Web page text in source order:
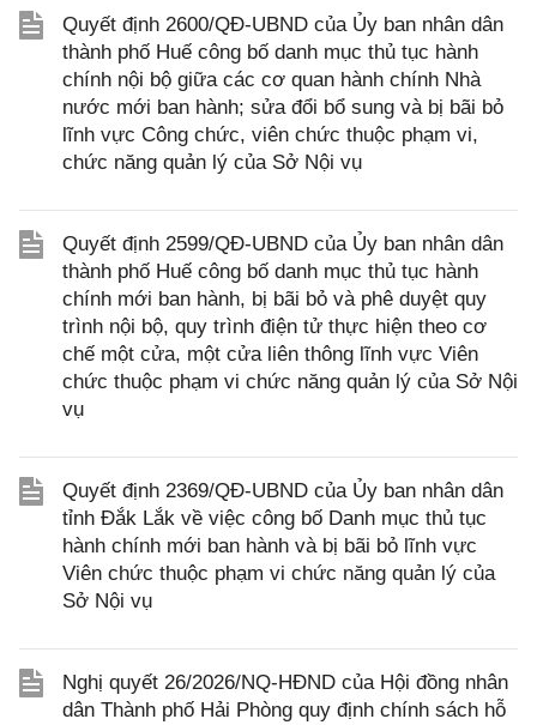
Quyết định 2600/QĐ-UBND của Ủy ban nhân dân
thành phố Huế công bố danh mục thủ tục hành
chính nội bộ giữa các cơ quan hành chính Nhà
nước mới ban hành; sửa đổi bổ sung và bị bãi bỏ
lĩnh vực Công chức, viên chức thuộc phạm vi,
chức năng quản lý của Sở Nội vụ
Quyết định 2599/QĐ-UBND của Ủy ban nhân dân
thành phố Huế công bố danh mục thủ tục hành
chính mới ban hành, bị bãi bỏ và phê duyệt quy
trình nội bộ, quy trình điện tử thực hiện theo cơ
chế một cửa, một cửa liên thông lĩnh vực Viên
chức thuộc phạm vi chức năng quản lý của Sở Nội
vụ
Quyết định 2369/QĐ-UBND của Ủy ban nhân dân
tỉnh Đắk Lắk về việc công bố Danh mục thủ tục
hành chính mới ban hành và bị bãi bỏ lĩnh vực
Viên chức thuộc phạm vi chức năng quản lý của
Sở Nội vụ
Nghị quyết 26/2026/NQ-HĐND của Hội đồng nhân
dân Thành phố Hải Phòng quy định chính sách hỗ